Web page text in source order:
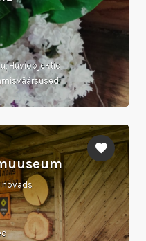
Huviobjektid,
novads